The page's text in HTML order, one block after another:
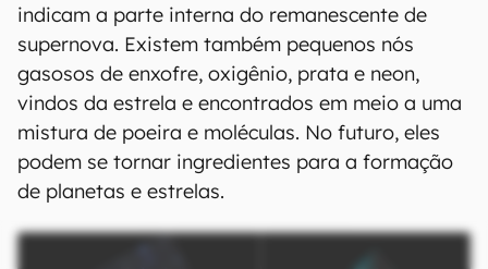
indicam a parte interna do remanescente de
supernova. Existem também pequenos nós
gasosos de enxofre, oxigênio, prata e neon,
vindos da estrela e encontrados em meio a uma
mistura de poeira e moléculas. No futuro, eles
podem se tornar ingredientes para a formação
de planetas e estrelas.